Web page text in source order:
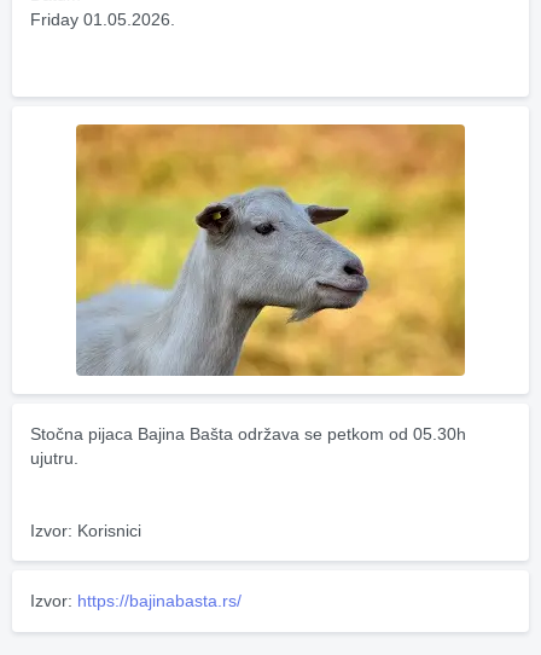
Friday 01.05.2026.
Stočna pijaca Bajina Bašta održava se petkom od 05.30h
ujutru.
Izvor: Korisnici
Izvor: https://bajinabasta.rs/